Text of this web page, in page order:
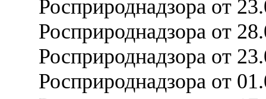
Росприроднадзора от
Росприроднадзора от
Росприроднадзора от
Росприроднадзора от